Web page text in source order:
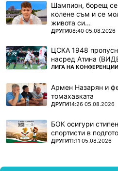
Шампион, борещ
колене съм и се
живота си...
ПОВЕЧЕ ОТ
ДРУГИ08:40 05.08.2026
ЦСКА 1948
насред Атина
ПОВЕЧЕ ОТ
ЛИГА НА
Армен Назарян и
томахавката
ПОВЕЧЕ ОТ
ДРУГИ14:26 05.08.2026
БОК осигури
спортисти в
ПОВЕЧЕ ОТ
ДРУГИ11:11 05.08.2026